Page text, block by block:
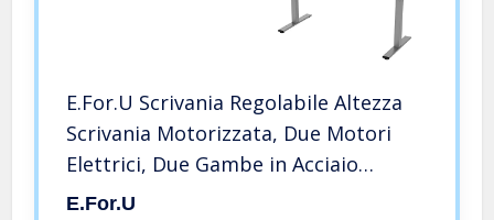
E.For.U Scrivania Regolabile Altezza
Scrivania Motorizzata, Due Motori
Elettrici, Due Gambe in Acciaio
Regolabili su Due Livelli (Grigio),
E.For.U